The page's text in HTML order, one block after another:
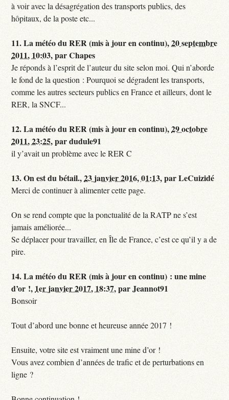
à voir avec la désagrégation des transports publics, des
hôpitaux, de la poste etc...
11.La météo du RER (mis à jour en continu),20 septembre
2011, 10:03,parChapes
Je réponds à l’esprit de l’auteur du site selon moi. Qui n’aborde
le fond de la question : Pourquoi se dégradent les transports,
comme les autres secteurs publics en France et ailleurs, dont le
RER, la SNCF...
12.La météo du RER (mis à jour en continu),29 octobre
2011, 23:25,pardudule91
il y’avait un problème avec le RER C
13.On est du bétail.,23 janvier 2016, 01:13,parLeCuizidé
Merci de continuer à alimenter cette page.
On se rend compte que la ponctualité de la RATP ne s’est
jamais améliorée...
Se déplacer pour travailler, en Île de France, c’est ce qu’il y a de
pire.
14.La météo du RER (mis à jour en continu) : une mine
d’or !, 1er janvier 2017, 18:37,parJeannot91
Bonsoir
Tout d’abord une bonne et heureuse année 2017 !
Ensuite, votre site est vraiment une mine d’or !
Vous avez combien d’années de trafic et de perturbations en
ligne ?